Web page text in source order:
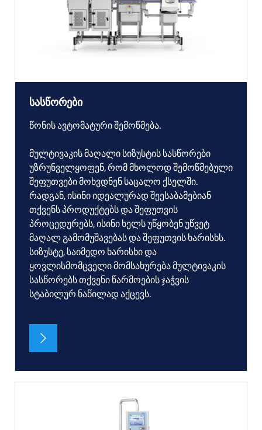
სასწორები
წონის ავტომატური შემოწმება.
მულტივაკის მაღალი სიზუსტის სასწორები
უზრუნველყოფენ, რომ მხოლოდ შემოწმებული
შეფუთვები მოხვდნენ საცალო ქსელში.
რადგან, ისინი იდეალურად შეესაბამებიან
თქვენს პროდუქტებს და შეფუთვის
პროცედურებს, ისინი ხელს უწყობენ უწვეტ
მაღალ გამომუშავებას და შეფუთვის ხარისხს.
სიზუსტე, საიმედო ხარისხი და
ყოვლისმომცველი მომსახურება მულტივაკის
სასწორებს თქვენი წარმოების ჯაჭვის
სტაბილურ ნაწილად აქცევს.